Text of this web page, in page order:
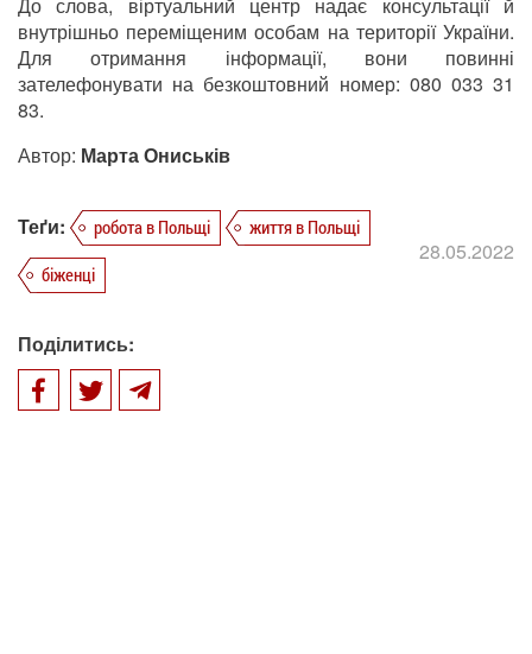
До слова, віртуальний центр надає консультації й
внутрішньо переміщеним особам на території України.
Для отримання інформації, вони повинні
зателефонувати на безкоштовний номер: 080 033 31
83.
Автор: Марта Ониськів
Теґи: робота в Польщі
життя в Польщі
біженці
28.05.2022
Поділитись: